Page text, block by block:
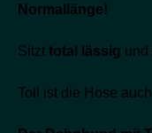
Normallänge!
Sitzt total lässig und
Toll ist die Hose